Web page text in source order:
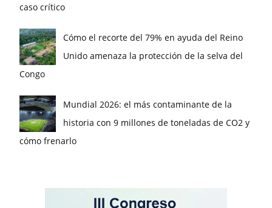
caso crítico
Cómo el recorte del 79% en ayuda del Reino
Unido amenaza la protección de la selva del
Congo
Mundial 2026: el más contaminante de la
historia con 9 millones de toneladas de CO2 y
cómo frenarlo